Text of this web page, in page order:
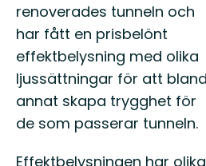
renoverades tunneln och
har fått en prisbelönt
effektbelysning med olika
ljussättningar för att bland
annat skapa trygghet för
de som passerar tunneln.
Effektbelysningen har olika